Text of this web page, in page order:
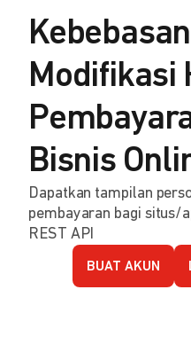
Modifikasi
Bisnis
Dapatkan tampilan
pembayaran bagi situs/
REST API
BUAT AKUN